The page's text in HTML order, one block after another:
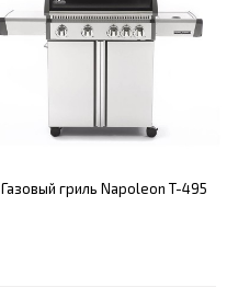
Газовый гриль Napoleon T-495